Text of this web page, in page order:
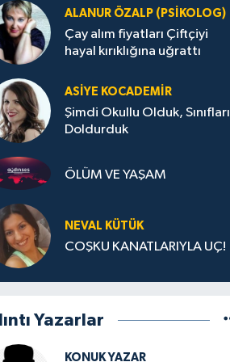
ALANUR ÖZALP (PSIKOLOG)
Çay alım fiyatları Çiftçiyi
hayal kırıklığına uğrattı
ASIYE KOCADEMİR
Şimdi Okullu Olduk, Sınıfları
Doldurduk
ÖLÜM VE YAŞAM
NEVAL KÜTÜK
COŞKU KANATLARIYLA UÇ!
Yazarlar
KONUK YAZAR